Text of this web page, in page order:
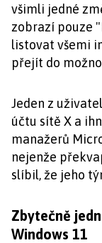
všimli jedné
zobrazí pouze
listovat všemi
přejít do
Jeden z
účtu sítě X a
manažerů
nejenže
slíbil, že jeho
Zbytečně
Windows 11